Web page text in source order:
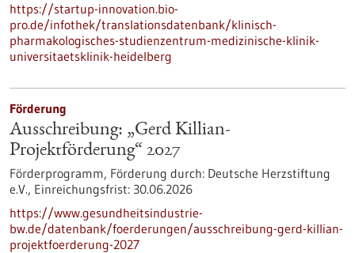
https://startup-innovation.bio-
pro.de/infothek/translationsdatenbank/klinisch-
pharmakologisches-studienzentrum-medizinische-klinik-
universitaetsklinik-heidelberg
Förderung
Ausschreibung: „Gerd Killian-
Projektförderung“ 2027
Förderprogramm, Förderung durch: Deutsche Herzstiftung
e.V., Einreichungsfrist: 30.06.2026
https://www.gesundheitsindustrie-
bw.de/datenbank/foerderungen/ausschreibung-gerd-killian-
projektfoerderung-2027